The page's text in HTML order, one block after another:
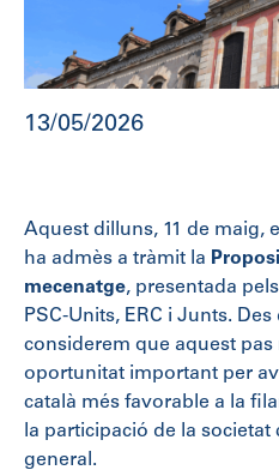
13/05/2026
Aquest dilluns, 11 de maig,
ha admès a tràmit la
mecenatge, presentada
PSC-Units, ERC i Junts.
considerem que aquest pas
oportunitat important per
català més favorable a la
la participació de la
general.